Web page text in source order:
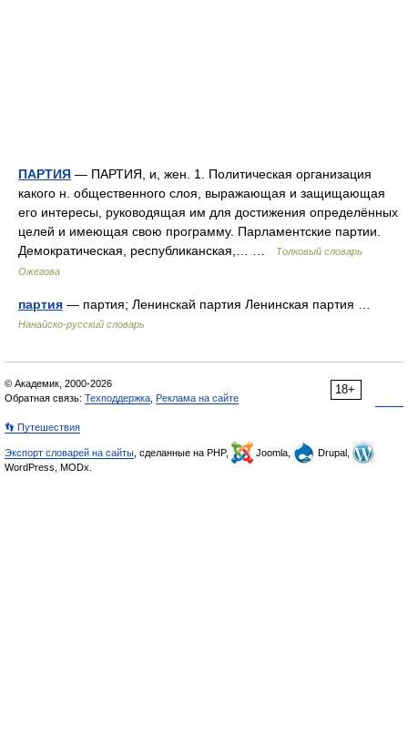
ПАРТИЯ — ПАРТИЯ, и, жен. 1. Политическая организация
какого н. общественного слоя, выражающая и защищающая
его интересы, руководящая им для достижения определённых
целей и имеющая свою программу. Парламентские партии.
Демократическая, республиканская,… …
Толковый словарь
Ожегова
партия — партия; Ленинскай партия Ленинская партия …
Нанайско-русский словарь
18+
© Академик, 2000-2026
Обратная связь: Техподдержка Реклама на сайте
👣 Путешествия
Экспорт словарей на сайты , сделанные на PHP, Joomla,
Drupal,
WordPress, MODx.